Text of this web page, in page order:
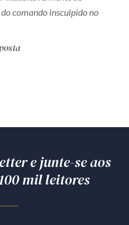
comando insculpido no
e junte-se aos
mil leitores